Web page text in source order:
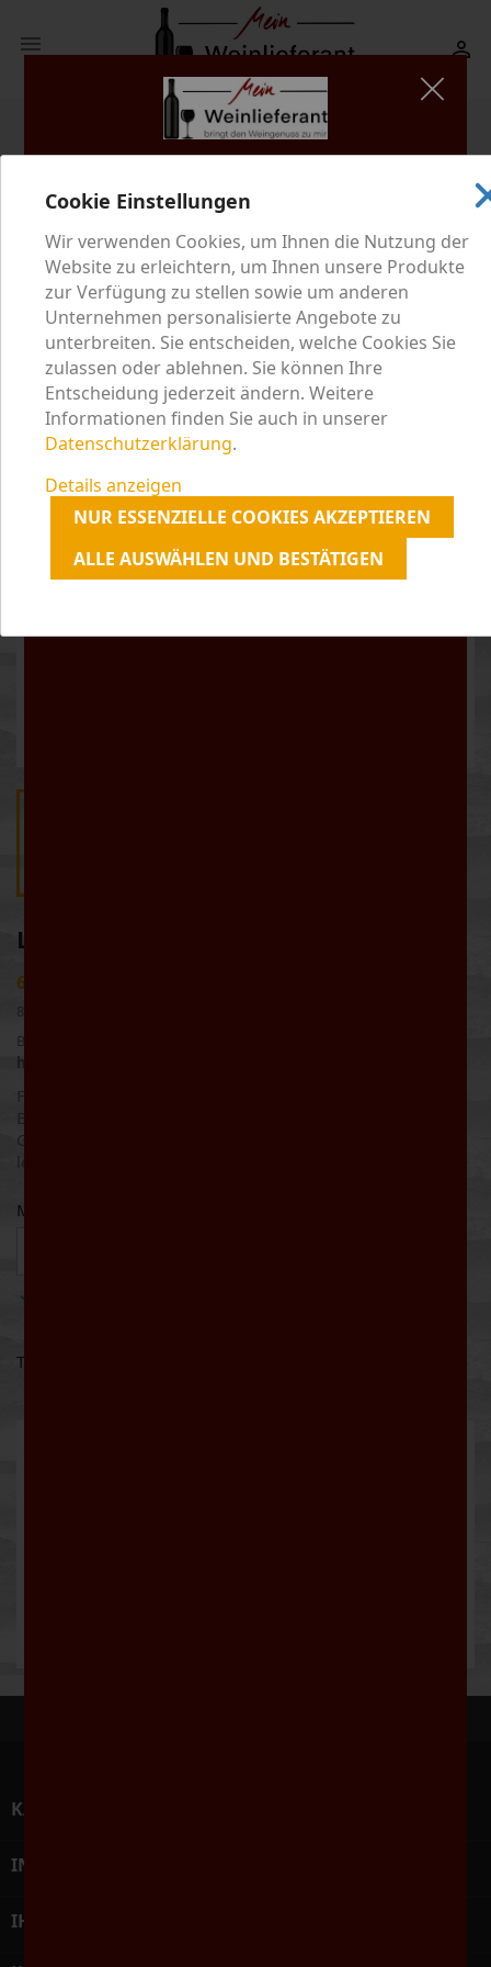
 
shopping_cart (0)
search
Startseite Lambrusco Reggiano dolce
LAMBRUSCO REGGIANO DOLCE
6,50 €
Bruttopreis
heute
Fruchtig mit einem Duft nach einem ganzen Heer roter
Beerenfrüchte mit Nuancen von Veilchen. Süßer perlender
Geschmack, dabei spritzig, frisch und munter, im Abgang
leichte florale Aromen: ein erfrischender Sommerspass!
Menge

Teilen
KATEGORIEN
INFORMATIONEN
IHR KONTO
Cookie Einstellungen
Wir verwenden Cookies, um Ihnen die Nutzung der
Website zu erleichtern, um Ihnen unsere Produkte
zur Verfügung zu stellen sowie um anderen
Unternehmen personalisierte Angebote zu
unterbreiten. Sie entscheiden, welche Cookies Sie
zulassen oder ablehnen. Sie können Ihre
Entscheidung jederzeit ändern. Weitere
Informationen finden Sie auch in unserer
Datenschutzerklärung.
Details anzeigen
NUR ESSENZIELLE COOKIES AKZEPTIEREN
ALLE AUSWÄHLEN UND BESTÄTIGEN
Bestimmungen für den verantwortungsvollen Umgang mit
Alkohol ein. Unsere Website beinhaltet Informationen zu
Wein und Sekt, in unserem Onlineshop können Sie
alkoholische Getränke kaufen. Bestätigen Sie deshalb
bitte, dass Sie volljährig sind:
JA NEIN
Indem Sie auf diese Website zugreifen, stimmen Sie
unsererDatenschutzerklärungzu.